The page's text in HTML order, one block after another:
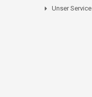
Unser Service